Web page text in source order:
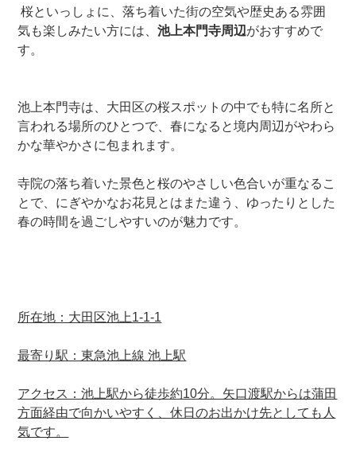
桜といっしょに、落ち着いた街の空気や歴史ある雰囲
気も楽しみたい方には、池上本門寺周辺がおすすめで
す。
池上本門寺は、大田区の桜スポットの中でも特に名所と
言われる場所のひとつで、春になると境内周辺がやわら
かな華やかさに包まれます。
寺院の落ち着いた景色と桜のやさしい色合いが重なるこ
とで、にぎやかなお花見とはまた違う、ゆったりとした
春の時間を過ごしやすいのが魅力です。
所在地：大田区池上1-1-1
最寄り駅：東急池上線 池上駅
アクセス：池上駅から徒歩約10分。矢口渡駅からは蒲田
方面経由で向かいやすく、休日のお出かけ先としても人
気です。